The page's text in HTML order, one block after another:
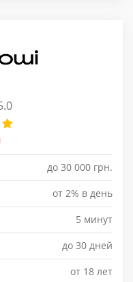
до 30 000 грн.
от 2% в день
5 минут
до 30 дней
от 18 лет